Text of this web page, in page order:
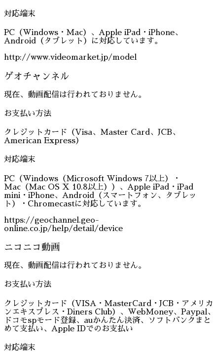
対応端末
PC（Windows・Mac）、Apple iPad・iPhone、
Android（タブレット）に対応しています。
http://www.videomarket.jp/model
ゲオチャンネル
現在、動画配信は行われておりません。
お支払い方法
クレジットカード（Visa、Master Card、JCB、
American Express）
対応端末
PC（Windows（Microsoft Windows 7以上）・
Mac（Mac OS X 10.8以上））、Apple iPad・iPad
mini・iPhone、Android（スマートフォン、タブレッ
ト）・Chromecastに対応しています。
https://geochannel.geo-
online.co.jp/help/detail/device
ニコニコ動画
現在、動画配信は行われておりません。
お支払い方法
クレジットカード（VISA・MasterCard・JCB・アメリカ
ンエキスプレス・Diners Club）、WebMoney、Paypal、
ドコモspモード登録、auかんたん決済、ソフトバンクまと
めて支払い、Apple IDでのお支払い
対応端末